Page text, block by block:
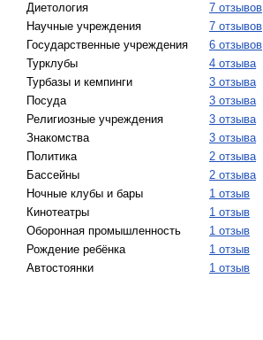
Диетология
7 отзывов
Научные учреждения
7 отзывов
Государственные учреждения
6 отзывов
Турклубы
4 отзыва
Турбазы и кемпинги
3 отзыва
Посуда
3 отзыва
Религиозные учреждения
3 отзыва
Знакомства
3 отзыва
Политика
2 отзыва
Бассейны
2 отзыва
Ночные клубы и бары
1 отзыв
Кинотеатры
1 отзыв
Оборонная промышленность
1 отзыв
Рождение ребёнка
1 отзыв
Автостоянки
1 отзыв